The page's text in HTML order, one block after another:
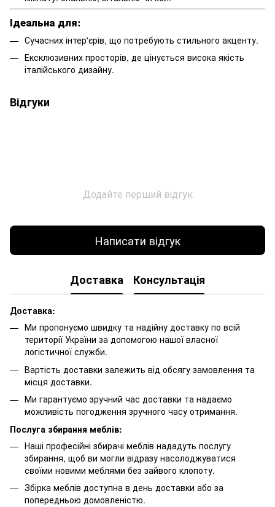
Ідеальна для:
Сучасних інтер'єрів, що потребують стильного акценту.
Ексклюзивних просторів, де цінується висока якість
італійського дизайну.
Відгуки
Додайте перший відгук
Написати відгук
Доставка Консультація
Доставка:
Ми пропонуємо швидку та надійну доставку по всій
території України за допомогою нашої власної
логістичної служби.
Вартість доставки залежить від обсягу замовлення та
місця доставки.
Ми гарантуємо зручний час доставки та надаємо
можливість погодження зручного часу отримання.
Послуга збирання меблів:
Наші професійні збирачі меблів нададуть послугу
збирання, щоб ви могли відразу насолоджуватися
своїми новими меблями без зайвого клопоту.
Збірка меблів доступна в день доставки або за
попередньою домовленістю.